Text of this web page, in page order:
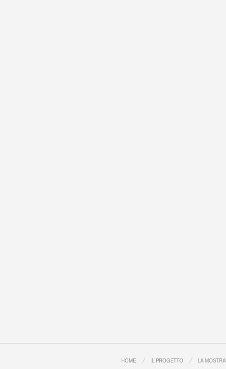
HOME IL PROGETTO LA MOSTRA